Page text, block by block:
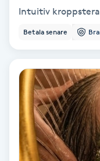
LPG
LPG-massage
Luggklippning
Intuitiv
Betala senare